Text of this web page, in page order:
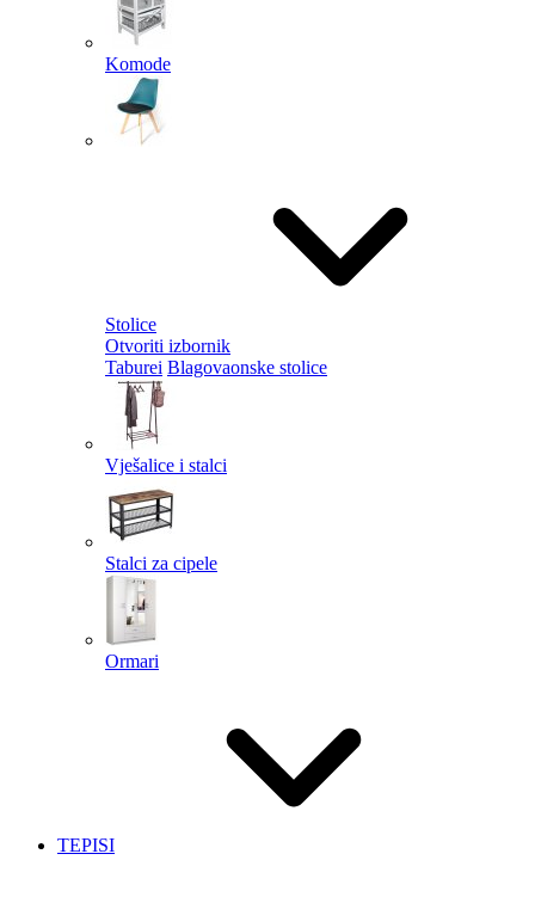
Komode
Stolice
Otvoriti izbornik
Taburei Blagovaonske stolice
Vješalice i stalci
Stalci za cipele
Ormari
TEPISI